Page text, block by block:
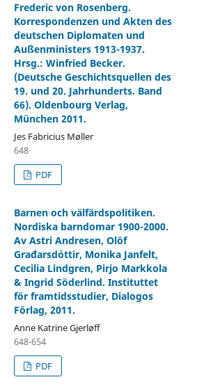
Frederic von Rosenberg.
Korrespondenzen und Akten des
deutschen Diplomaten und
Außenministers 1913-1937.
Hrsg.: Winfried Becker.
(Deutsche Geschichtsquellen des
19. und 20. Jahrhunderts. Band
66). Oldenbourg Verlag,
München 2011.
Jes Fabricius Møller
648
PDF
Barnen och välfärdspolitiken.
Nordiska barndomar 1900-2000.
Av Astri Andresen, Olöf
Građarsdóttir, Monika Janfelt,
Cecilia Lindgren, Pirjo Markkola
& Ingrid Söderlind. Instituttet
för framtidsstudier, Dialogos
Förlag, 2011.
Anne Katrine Gjerløff
648-654
PDF